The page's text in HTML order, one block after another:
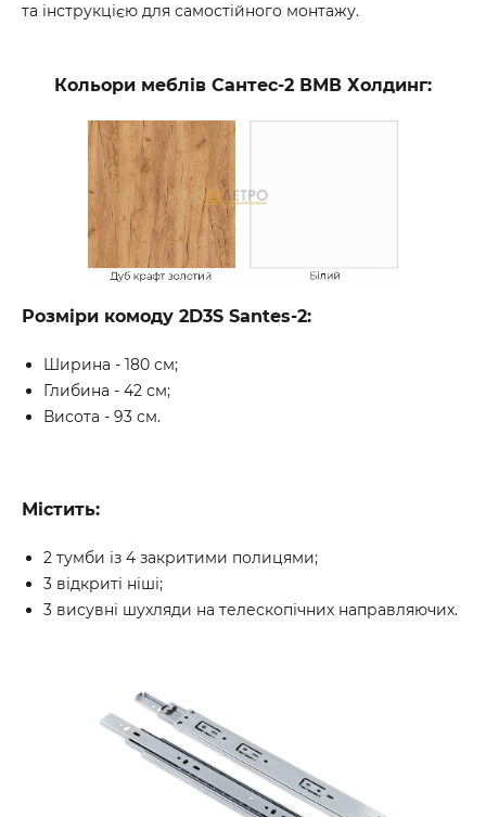
та інструкцією для самостійного монтажу.
Кольори меблів Сантес-2 ВМВ Холдинг:
Розміри комоду 2D3S Santes-2:
Ширина - 180 см;
Глибина - 42 см;
Висота - 93 см.
Містить:
2 тумби із 4 закритими полицями;
3 відкриті ніші;
3 висувні шухляди на телескопічних направляючих.